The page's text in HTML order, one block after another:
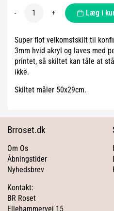
- + Læg i
Super flot velkomstskilt til
3mm hvid akryl og laves med
printet, så skiltet kan tåle at
ikke.
Skiltet måler 50x29cm.
Brroset.dk
Om Os
Åbningstider
Nyhedsbrev
Kontakt:
BR Roset
Ellehammervej 15